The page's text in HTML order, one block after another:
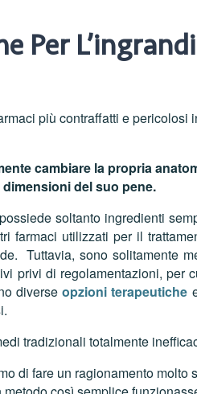
Per
più contraffatti e
cambiare la propria
del suo pene.
soltanto ingredienti
farmaci utilizzati per il
Tuttavia, sono solitamente
privi di regolamentazioni,
diverseopzioni terapeutiche
tradizionali totalmente
di fare un ragionamento